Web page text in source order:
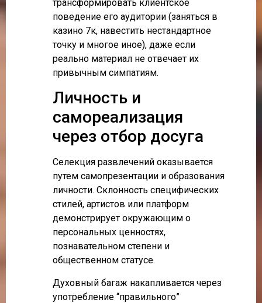
трансформировать клиентское
поведение его аудитории (заняться в
казино 7к, навестить нестандартное
точку и многое иное), даже если
реально материал не отвечает их
привычным симпатиям.
Личность и
самореализация
через отбор досуга
Селекция развлечений оказывается
путем самопрезентации и образования
личности. Склонность специфических
стилей, артистов или платформ
демонстрирует окружающим о
персональных ценностях,
познавательном степени и
общественном статусе.
Духовный багаж накапливается через
употребление “правильного”